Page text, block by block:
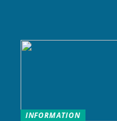
INFORMATION